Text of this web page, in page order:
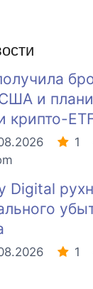
и
крипто-
1
Digital
1